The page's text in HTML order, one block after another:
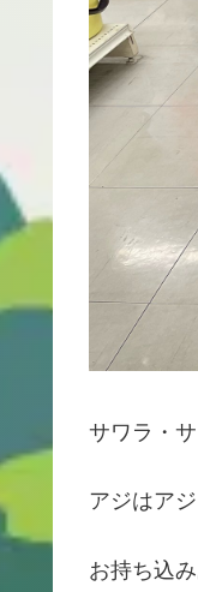
サワラ・
アジはア
お持ち込